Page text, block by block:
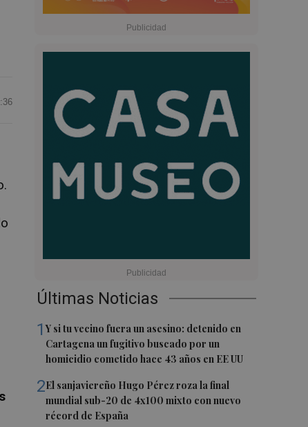
Últimas Noticias
1Y si tu vecino fuera un asesino: detenido en
Cartagena un fugitivo buscado por un
homicidio cometido hace 43 años en EE UU
2El sanjaviereño Hugo Pérez roza la final
mundial sub-20 de 4x100 mixto con nuevo
récord de España